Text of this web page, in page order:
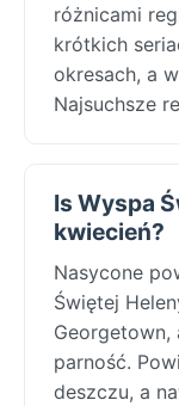
różnicami
krótkich
okresach, a
Najsuchsze
Is Wyspa
kwiecień?
Nasycone
Świętej
Georgetown,
parność.
deszczu, a